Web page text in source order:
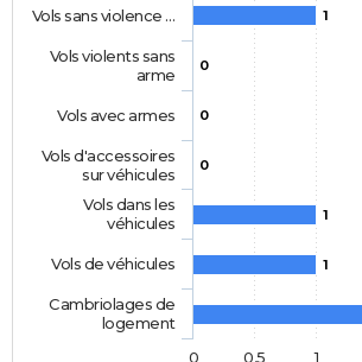
1
0
0
0
1
1
Vols sans violence …
Vols violents sans
arme
Vols avec armes
Vols d'accessoires
sur véhicules
Vols dans les
véhicules
Vols de véhicules
Cambriolages de
logement
0
0,5 1